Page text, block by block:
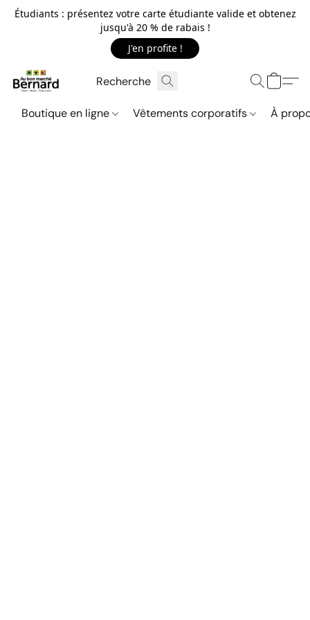
Étudiants : présentez votre carte étudiante valide et obtenez
jusqu'à 20 % de rabais !
J'en profite !
Boutique en ligne Vêtements corporatifs À